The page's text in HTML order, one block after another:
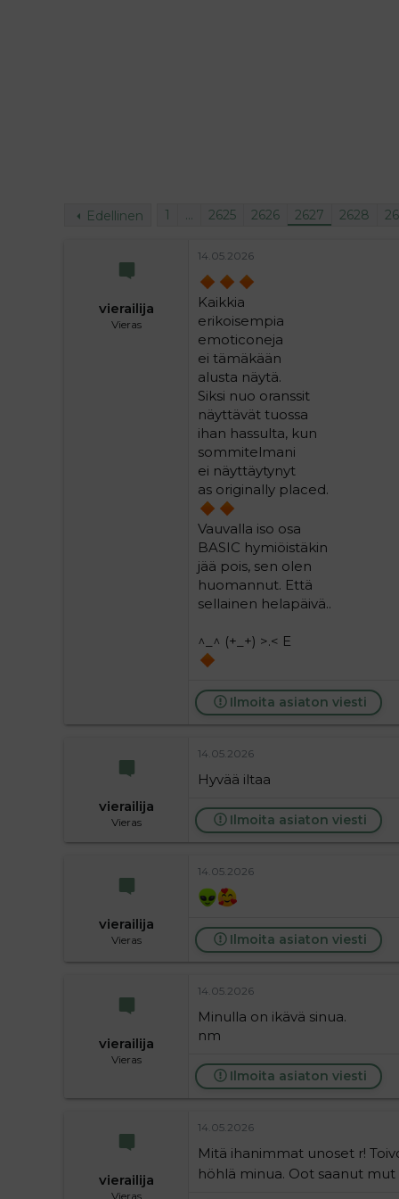
Edellinen 1 … 2625 2626 2627 2628
vierailija
Vieras
14.05.2026
Kaikkia
erikoisempia
emoticoneja
ei tämäkään
alusta näytä.
Siksi nuo oranssit
näyttävät tuossa
ihan hassulta, kun
sommitelmani
ei näyttäytynyt
as originally placed.
Vauvalla iso osa
BASIC hymiöistäkin
jää pois, sen olen
huomannut. Että
sellainen helapäivä..
^⁠_⁠^ (⁠+⁠_⁠+⁠) >⁠.⁠< E
Ilmoita asiaton viesti
vierailija
Vieras
14.05.2026
Hyvää iltaa
Ilmoita asiaton viesti
vierailija
Vieras
14.05.2026
Ilmoita asiaton viesti
vierailija
Vieras
14.05.2026
Minulla on ikävä sinua.
nm
Ilmoita asiaton viesti
vierailija
Vieras
14.05.2026
Mitä ihanimmat unoset r!
höhlä minua. Oot saanut mut